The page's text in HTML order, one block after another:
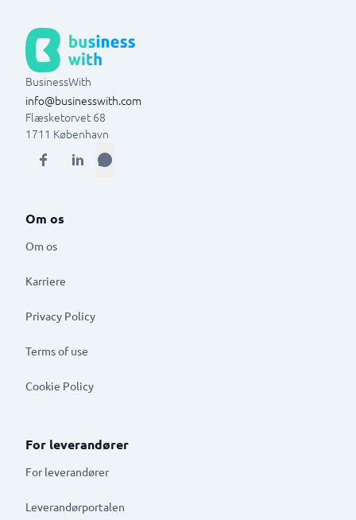
BusinessWith
info@businesswith.com
Flæsketorvet 68
1711 København
Om os
Om os
Karriere
Privacy Policy
Terms of use
Cookie Policy
For leverandører
For leverandører
Leverandørportalen